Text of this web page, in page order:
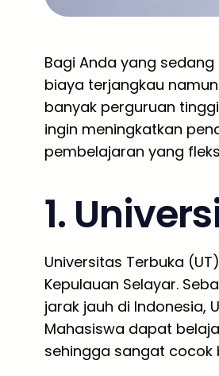
Bagi Anda yang
biaya terjangkau
banyak perguruan
ingin meningkatkan
pembelajaran yang
1.
Universitas Terbuka
Kepulauan Selayar.
jarak jauh di Indonesia,
Mahasiswa dapat
sehingga sangat cocok